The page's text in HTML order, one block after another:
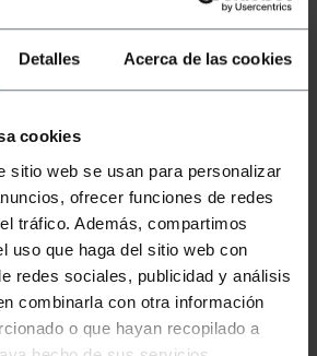
Detalles Acerca de las cookies
cookies
sitio web se usan para personalizar
ofrecer funciones de redes
tráfico. Además, compartimos
uso que haga del sitio web con
redes sociales, publicidad y análisis
combinarla con otra información
o que hayan recopilado a
für Arbeiten bestimmt oder
Arbeitsräumen und zur
verwendet
den Durchgang
einen Perimeter zu schaffen
zu verwalten.
und gelbe Glieder sorgen für gute
und Beständigkeit gegen
an
(#BB095